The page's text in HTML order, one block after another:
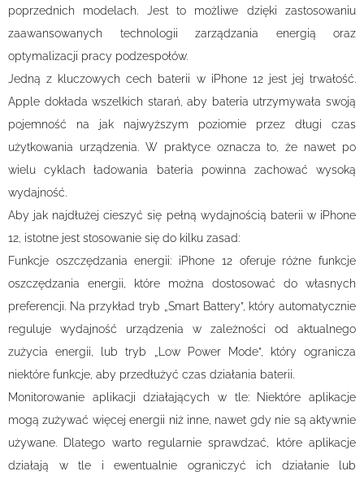
poprzednich modelach. Jest to możliwe dzięki zastosowaniu
zaawansowanych technologii zarządzania energią oraz
optymalizacji pracy podzespołów.
Jedną z kluczowych cech baterii w iPhone 12 jest jej trwałość.
Apple dokłada wszelkich starań, aby bateria utrzymywała swoją
pojemność na jak najwyższym poziomie przez długi czas
użytkowania urządzenia. W praktyce oznacza to, że nawet po
wielu cyklach ładowania bateria powinna zachować wysoką
wydajność.
Aby jak najdłużej cieszyć się pełną wydajnością baterii w iPhone
12, istotne jest stosowanie się do kilku zasad:
Funkcje oszczędzania energii: iPhone 12 oferuje różne funkcje
oszczędzania energii, które można dostosować do własnych
preferencji. Na przykład tryb „Smart Battery”, który automatycznie
reguluje wydajność urządzenia w zależności od aktualnego
zużycia energii, lub tryb „Low Power Mode”, który ogranicza
niektóre funkcje, aby przedłużyć czas działania baterii.
Monitorowanie aplikacji działających w tle: Niektóre aplikacje
mogą zużywać więcej energii niż inne, nawet gdy nie są aktywnie
używane. Dlatego warto regularnie sprawdzać, które aplikacje
działają w tle i ewentualnie ograniczyć ich działanie lub